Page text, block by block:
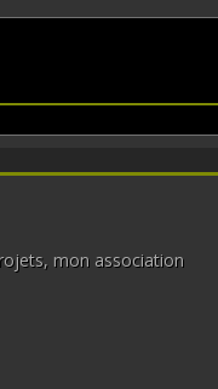
mon association